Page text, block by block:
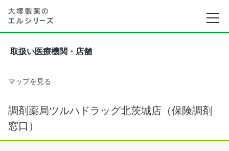
取扱い医療機関・店舗
マップを見る
調剤薬局ツルハドラッグ北茨城店（保険調剤
窓口）